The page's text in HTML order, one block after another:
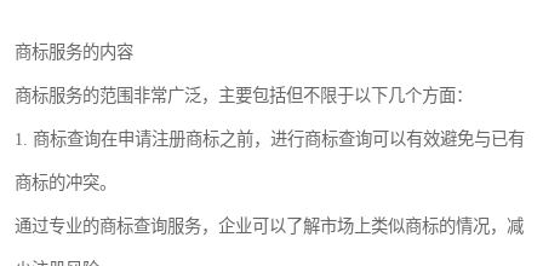
商标服务的内容
商标服务的范围非常广泛，主要包括但不限于以下几个方面：
1. 商标查询在申请注册商标之前，进行商标查询可以有效避免与已有
商标的冲突。
通过专业的商标查询服务，企业可以了解市场上类似商标的情况，减